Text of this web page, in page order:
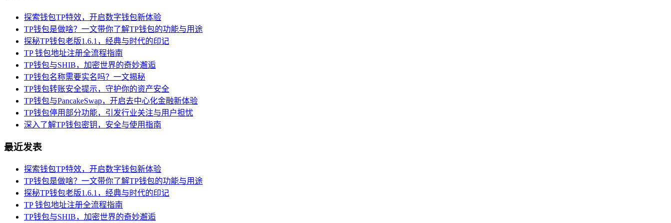
探索钱包TP特效，开启数字钱包新体验
TP钱包是做啥？一文带你了解TP钱包的功能与用途
探秘TP钱包老版1.6.1，经典与时代的印记
TP 钱包地址注册全流程指南
TP钱包与SHIB，加密世界的奇妙邂逅
TP钱包名称需要实名吗？一文揭秘
TP钱包转账安全提示，守护你的资产安全
TP钱包与PancakeSwap，开启去中心化金融新体验
TP钱包停用部分功能，引发行业关注与用户担忧
深入了解TP钱包密钥，安全与使用指南
最近发表
探索钱包TP特效，开启数字钱包新体验
TP钱包是做啥？一文带你了解TP钱包的功能与用途
探秘TP钱包老版1.6.1，经典与时代的印记
TP 钱包地址注册全流程指南
TP钱包与SHIB，加密世界的奇妙邂逅